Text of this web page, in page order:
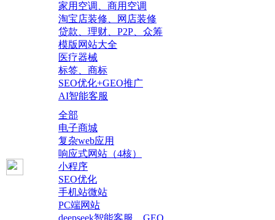
家用空调、商用空调
淘宝店装修、网店装修
贷款、理财、P2P、众筹
模版网站大全
医疗器械
标签、商标
SEO优化+GEO推广
AI智能客服
全部
电子商城
复杂web应用
响应式网站（4核）
小程序
SEO优化
手机站微站
PC端网站
deepseek智能客服、GEO